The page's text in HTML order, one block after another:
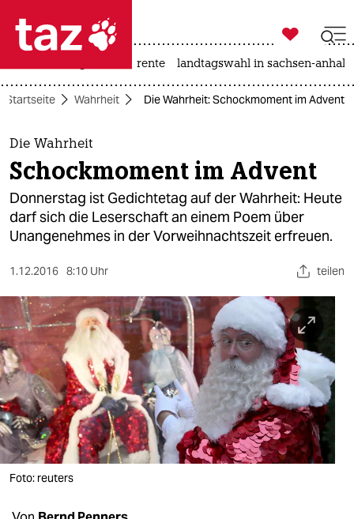
 taz zahl ich
taz zahl ich
themen
politik
öko
gesellschaft
sport
berlin
nord
wahrheit
verlag

taz zahl ich
rente landtagswahl in sachsen-anhalt
Startseite Wahrheit Die Wahrheit: Schockmoment im Advent
Die Wahrheit
Schockmoment im Advent
Donnerstag ist Gedichtetag auf der Wahrheit: Heute
darf sich die Leserschaft an einem Poem über
Unangenehmes in der Vorweihnachtszeit erfreuen.
1.12.2016 8:10 Uhr teilen
Foto: reuters